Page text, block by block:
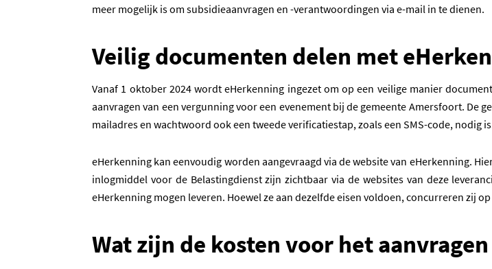
meer mogelijk is om subsidieaanvragen en -verantwoordingen via e-mail in te dienen.
Veilig documenten delen met
Vanaf 1 oktober 2024 wordt eHerkenning ingezet om op een veilige manier
aanvragen van een vergunning voor een evenement bij de gemeente Amersfoort. De
mailadres en wachtwoord ook een tweede verificatiestap, zoals een SMS-code, nodig
eHerkenning kan eenvoudig worden aangevraagd via de website van eHerkenning.
inlogmiddel voor de Belastingdienst zijn zichtbaar via de websites van deze
eHerkenning mogen leveren. Hoewel ze aan dezelfde eisen voldoen, concurreren zij
Wat zijn de kosten voor het